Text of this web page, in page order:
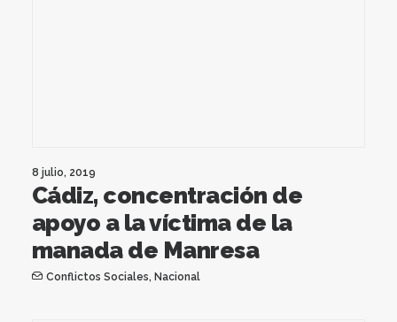
8 julio, 2019
Cádiz, concentración de
apoyo a la víctima de la
manada de Manresa
Conflictos Sociales, Nacional